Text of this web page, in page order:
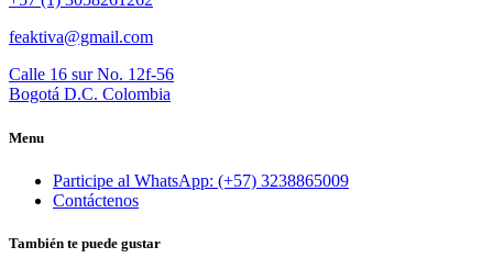
feaktiva@gmail.com
Calle 16 sur No. 12f-56
Bogotá D.C. Colombia
Menu
Participe al WhatsApp: (+57) 3238865009
Contáctenos
También te puede gustar